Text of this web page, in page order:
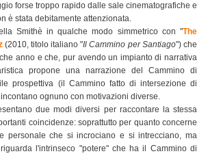
forse troppo rapido dalle sale cinematografiche e
è stata debitamente attenzionata.
Smithè in qualche modo simmetrico con "The
(2010, titolo italiano "Il Cammino per Santiago") che
anno e che, pur avendo un impianto di narrativa
propone una narrazione del Cammino di
prospettiva (il Cammino fatto di intersezione di
ognuno con motivazioni diverse.
due modi diversi per raccontare la stessa
coincidenze: soprattutto per quanto concerne
personale che si incrociano e si intrecciano, ma
l'intrinseco "potere" che ha il Cammino di